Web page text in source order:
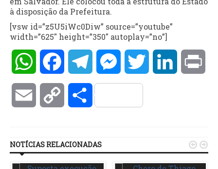
à disposição da Prefeitura.
[vsw id=”z5U5iWc0Diw” source=”youtube”
width=”625″ height=”350″ autoplay=”no”]
WhatsAppFacebookTelegramMessengerTwitter LinkedIn
Email Copy Compartilhar
NOTÍCIAS RELACIONADAS  